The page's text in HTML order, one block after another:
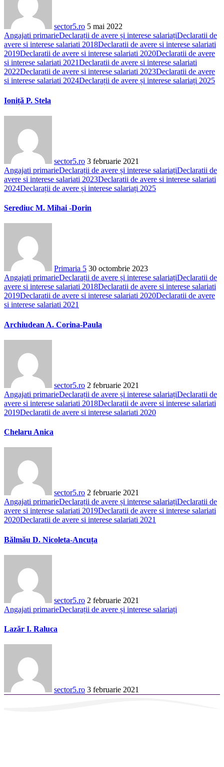
sector5.ro 5 mai 2022
Angajati primarieDeclarații de avere și interese salariațiDeclaratii de
avere si interese salariati 2018Declaratii de avere si interese salariati
2019Declaratii de avere si interese salariati 2020Declaratii de avere
si interese salariati 2021Declaratii de avere si interese salariati
2022Declaratii de avere si interese salariati 2023Declaratii de avere
si interese salariati 2024Declarații de avere și interese salariați 2025
Ioniță P. Stela
sector5.ro 3 februarie 2021
Angajati primarieDeclarații de avere și interese salariațiDeclaratii de
avere si interese salariati 2023Declaratii de avere si interese salariati
2024Declarații de avere și interese salariați 2025
Serediuc M. Mihai -Dorin
Primaria 5 30 octombrie 2023
Angajati primarieDeclarații de avere și interese salariațiDeclaratii de
avere si interese salariati 2018Declaratii de avere si interese salariati
2019Declaratii de avere si interese salariati 2020Declaratii de avere
si interese salariati 2021
Archiudean A. Corina-Paula
sector5.ro 2 februarie 2021
Angajati primarieDeclarații de avere și interese salariațiDeclaratii de
avere si interese salariati 2018Declaratii de avere si interese salariati
2019Declaratii de avere si interese salariati 2020
Chelaru Anica
sector5.ro 2 februarie 2021
Angajati primarieDeclarații de avere și interese salariațiDeclaratii de
avere si interese salariati 2019Declaratii de avere si interese salariati
2020Declaratii de avere si interese salariati 2021
Bălmău D. Nicoleta-Ancuța
sector5.ro 2 februarie 2021
Angajati primarieDeclarații de avere și interese salariați
Lazăr I. Raluca
sector5.ro 3 februarie 2021